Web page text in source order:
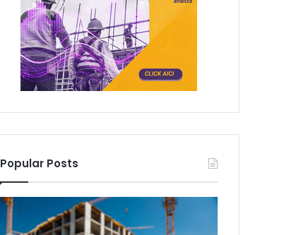
Popular Posts